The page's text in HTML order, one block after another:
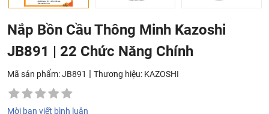
Nắp Bồn Cầu Thông Minh Kazoshi
JB891 | 22 Chức Năng Chính
Mã sản phẩm: JB891 | Thương hiệu: KAZOSHI
Mời bạn viết bình luận